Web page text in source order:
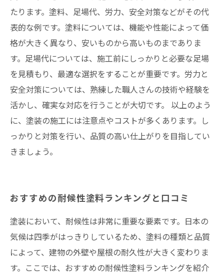
たります。塗料、足場代、労力、安全対策などがその代
表的な例です。塗料については、機能や性能によって価
格が大きく異なり、安いものから高いものまでありま
す。足場代については、施工前にしっかりと必要な足場
を見積もり、最適な選択をすることが重要です。労力と
安全対策については、熟練した職人さんの技術や経験を
活かし、確実な対応を行うことが大切です。 以上のよう
に、塗装の施工には注意点やコストが多くあります。し
っかりと対策を行い、品質の高い仕上がりを目指してい
きましょう。
おすすめの耐候性塗料ランキングと口コミ
塗装において、耐候性は非常に重要な要素です。日本の
気候は四季がはっきりしているため、塗料の種類と品質
によって、建物の外壁や屋根の耐久性が大きく変わりま
す。ここでは、おすすめの耐候性塗料ランキングを紹介